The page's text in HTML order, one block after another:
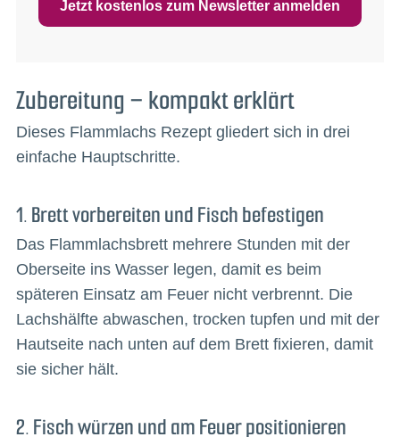
Jetzt kostenlos zum Newsletter anmelden
Zubereitung – kompakt erklärt
Dieses Flammlachs Rezept gliedert sich in drei
einfache Hauptschritte.
1. Brett vorbereiten und Fisch befestigen
Das Flammlachsbrett mehrere Stunden mit der
Oberseite ins Wasser legen, damit es beim
späteren Einsatz am Feuer nicht verbrennt. Die
Lachshälfte abwaschen, trocken tupfen und mit der
Hautseite nach unten auf dem Brett fixieren, damit
sie sicher hält.
2. Fisch würzen und am Feuer positionieren